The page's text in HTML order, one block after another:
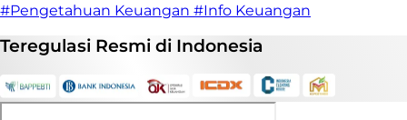
#Pengetahuan Keuangan #Info Keuangan
Teregulasi Resmi di Indonesia